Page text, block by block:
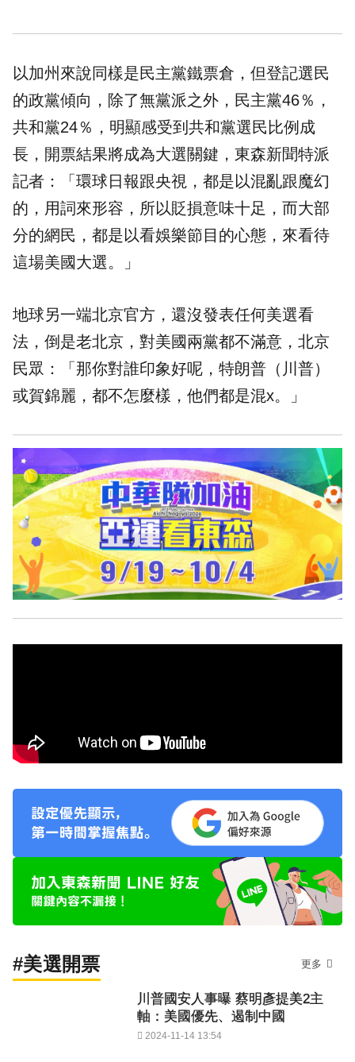
以加州來說同樣是民主黨鐵票倉，但登記選民
的政黨傾向，除了無黨派之外，民主黨46％，
共和黨24％，明顯感受到共和黨選民比例成
長，開票結果將成為大選關鍵，東森新聞特派
記者：「環球日報跟央視，都是以混亂跟魔幻
的，用詞來形容，所以貶損意味十足，而大部
分的網民，都是以看娛樂節目的心態，來看待
這場美國大選。」
地球另一端北京官方，還沒發表任何美選看
法，倒是老北京，對美國兩黨都不滿意，北京
民眾：「那你對誰印象好呢，特朗普（川普）
或賀錦麗，都不怎麼樣，他們都是混x。」
#美選開票 更多
川普國安人事曝 蔡明彥提美2主
軸：美國優先、遏制中國
2024-11-14 13:54